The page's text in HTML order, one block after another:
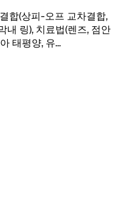
합(상피-오프 교차결합,
내 링), 치료법(렌즈, 점안
태평양, 유...